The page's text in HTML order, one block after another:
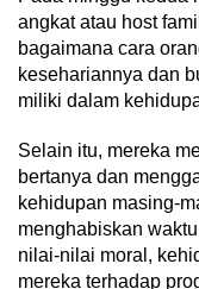
angkat atau host
bagaimana cara
kesehariannya dan
miliki dalam
Selain itu, mereka
bertanya dan
kehidupan masing-
menghabiskan
nilai-nilai moral,
mereka terhadap